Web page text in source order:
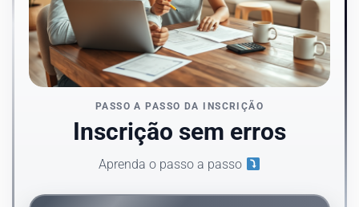
PASSO A PASSO DA INSCRIÇÃO
Inscrição sem erros
Aprenda o passo a passo